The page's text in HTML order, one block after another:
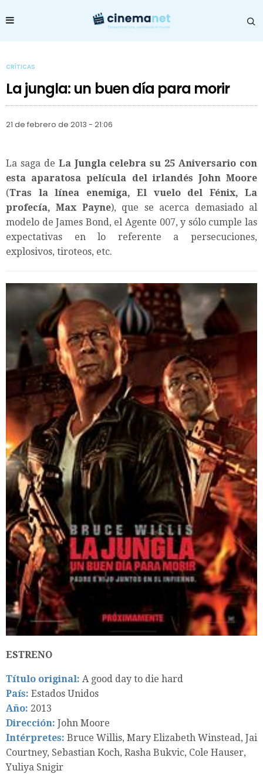
CRÍTICAS
La jungla: un buen día para morir
21 de febrero de 2013 - 21:06
La saga de La Jungla celebra su 25 Aniversario con
esta aparatosa película del irlandés John Moore
(Tras la línea enemiga, El vuelo del Fénix, La
profecía, Max Payne), que se acerca demasiado al
modelo de James Bond, el Agente 007, y sólo cumple las
expectativas en lo referente a persecuciones,
explosivos, tiroteos, etc.
ESTRENO
Título original: A good day to die hard
País: Estados Unidos
Año: 2013
Dirección: John Moore
Intérpretes: Bruce Willis, Mary Elizabeth Winstead, Jai
Courtney, Sebastian Koch, Rasha Bukvic, Cole Hauser,
Yuliya Snigir